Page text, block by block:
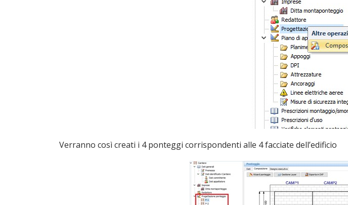
Verranno così creati i 4 ponteggi corrispondenti alle 4 facciate dell’edificio